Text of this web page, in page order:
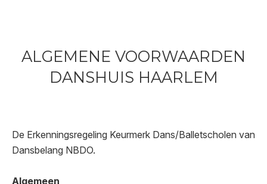
ALGEMENE VOORWAARDEN
DANSHUIS HAARLEM
De Erkenningsregeling Keurmerk Dans/Balletscholen van
Dansbelang NBDO.
Algemeen